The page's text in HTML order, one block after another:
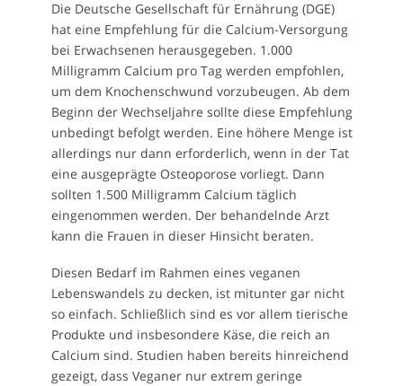
Die Deutsche Gesellschaft für Ernährung (DGE)
hat eine Empfehlung für die Calcium-Versorgung
bei Erwachsenen herausgegeben. 1.000
Milligramm Calcium pro Tag werden empfohlen,
um dem Knochenschwund vorzubeugen. Ab dem
Beginn der Wechseljahre sollte diese Empfehlung
unbedingt befolgt werden. Eine höhere Menge ist
allerdings nur dann erforderlich, wenn in der Tat
eine ausgeprägte Osteoporose vorliegt. Dann
sollten 1.500 Milligramm Calcium täglich
eingenommen werden. Der behandelnde Arzt
kann die Frauen in dieser Hinsicht beraten.
Diesen Bedarf im Rahmen eines veganen
Lebenswandels zu decken, ist mitunter gar nicht
so einfach. Schließlich sind es vor allem tierische
Produkte und insbesondere Käse, die reich an
Calcium sind. Studien haben bereits hinreichend
gezeigt, dass Veganer nur extrem geringe